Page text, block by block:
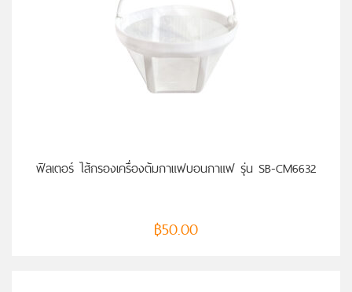
ฟิลเตอร์ ไส้กรองเครื่องต้มกาแฟบอนกาแฟ รุ่น SB-CM6632
฿50.00